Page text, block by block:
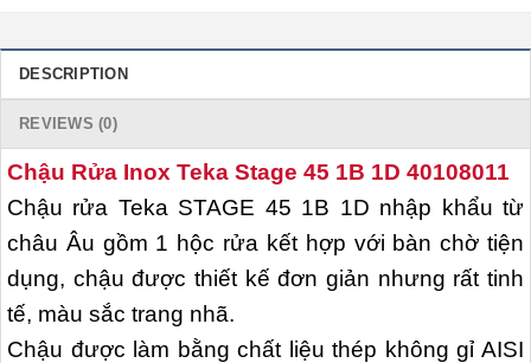
DESCRIPTION
REVIEWS (0)
Chậu Rửa Inox Teka Stage 45 1B 1D 40108011
Chậu rửa Teka STAGE 45 1B 1D nhập khẩu từ
châu Âu gồm 1 hộc rửa kết hợp với bàn chờ tiện
dụng, chậu được thiết kế đơn giản nhưng rất tinh
tế, màu sắc trang nhã.
Chậu được làm bằng chất liệu thép không gỉ AISI